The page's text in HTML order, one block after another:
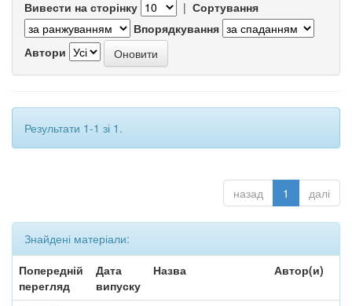
Вивести на сторінку | Сортування
Впорядкування
Автори
Результати 1-1 зі 1.
назад 1 далі
Знайдені матеріали:
Попередній
перегляд
Дата
випуску
Назва Автор(и)